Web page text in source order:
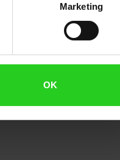
Marketing
OK